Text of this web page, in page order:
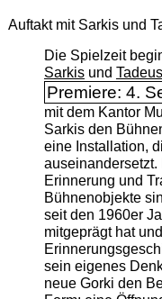
Auftakt mit Sarkis und
Die Spielzeit
Sarkisund
Premiere: 4.
mit dem Kantor
Sarkis den
eine Installation,
auseinandersetzt.
Erinnerung und
Bühnenobjekte
seit den 1960er
mitgeprägt hat
sein eigenes
neue Gorki den